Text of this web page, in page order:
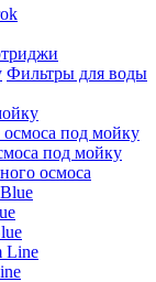
Фильтры для воды
под мойку
осмоса